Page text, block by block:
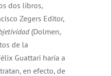
dos libros,
Zegers Editor,
(Dolmen,
de la
Guattari haría a
en efecto, de